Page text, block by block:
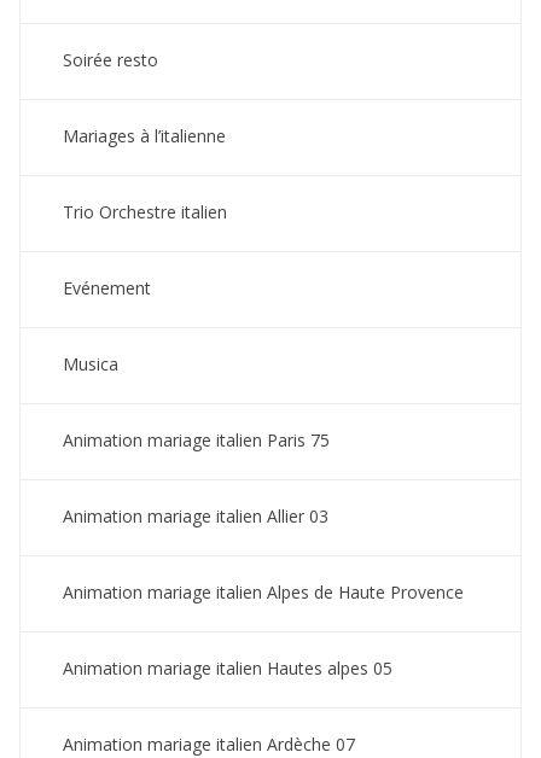
Soirée resto
Mariages à l’italienne
Trio Orchestre italien
Evénement
Musica
Animation mariage italien Paris 75
Animation mariage italien Allier 03
Animation mariage italien Alpes de Haute Provence
Animation mariage italien Hautes alpes 05
Animation mariage italien Ardèche 07